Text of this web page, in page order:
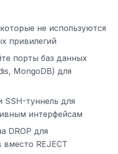
не используются
привилегий
порты баз данных
MongoDB) для
SSH-туннель для
интерфейсам
DROP для
REJECT